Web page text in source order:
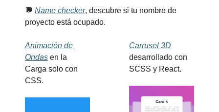
💬 Name checker, descubre si tu nombre de
proyecto está ocupado.
Animación de
Ondas en la
Carga solo con
CSS.
Carrusel 3D
desarrollado con
SCSS y React.